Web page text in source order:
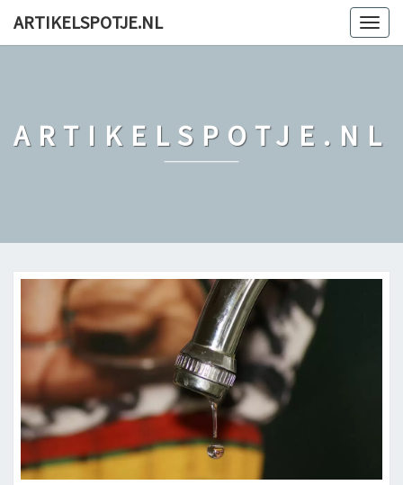
ARTIKELSPOTJE.NL
ARTIKELSPOTJE.NL